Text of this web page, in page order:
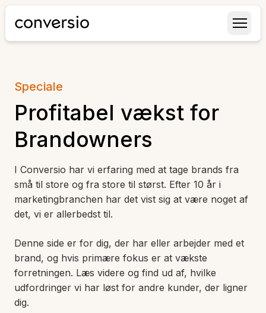
Conversio
Speciale
Profitabel vækst for
Brandowners
I Conversio har vi erfaring med at tage brands fra
små til store og fra store til størst. Efter 10 år i
marketingbranchen har det vist sig at være noget af
det, vi er allerbedst til.
Denne side er for dig, der har eller arbejder med et
brand, og hvis primære fokus er at vækste
forretningen. Læs videre og find ud af, hvilke
udfordringer vi har løst for andre kunder, der ligner
dig.